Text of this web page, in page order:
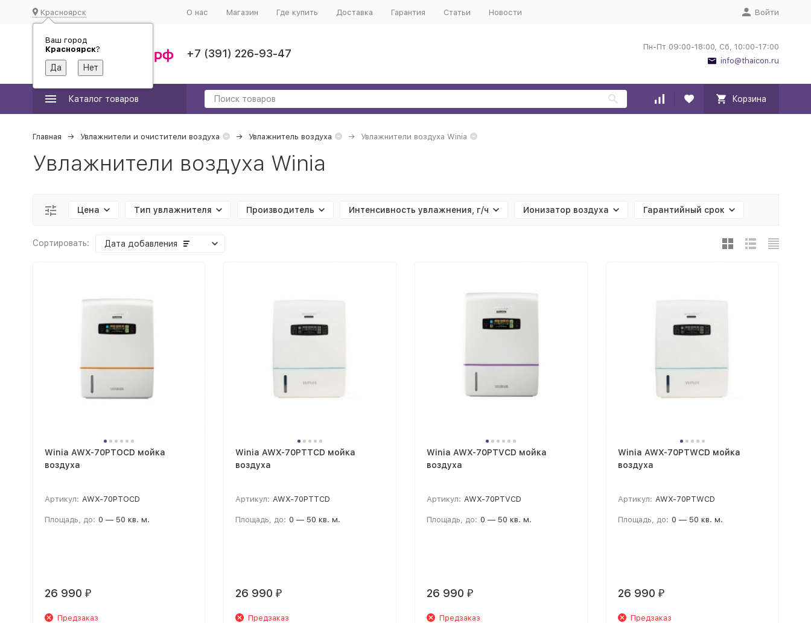
Красноярск
Ваш город
Красноярск?
О нас Магазин Где купить Доставка Гарантия Статьи Новости Войти
+7 (391) 226-93-47
Пн-Пт 09:00-18:00, Сб, 10:00-17:00
info@thaicon.ru
Каталог товаров Корзина
Главная Увлажнители и очистители воздуха Увлажнитель воздуха Увлажнители воздуха Winia
Увлажнители воздуха Winia
Цена Тип увлажнителя Производитель Интенсивность увлажнения, г/ч Ионизатор воздуха Гарантийный срок
Сортировать: Дата добавления
Winia AWX-70PTOCD мойка
воздуха
Артикул: AWX-70PTOCD
Площадь, до: 0 — 50 кв. м.
26 990 ₽
Предзаказ
Winia AWX-70PTTCD мойка
воздуха
Артикул: AWX-70PTTCD
Площадь, до: 0 — 50 кв. м.
26 990 ₽
Предзаказ
Winia AWX-70PTVCD мойка
воздуха
Артикул: AWX-70PTVCD
Площадь, до: 0 — 50 кв. м.
26 990 ₽
Предзаказ
Winia AWX-70PTWCD мойка
воздуха
Артикул: AWX-70PTWCD
Площадь, до: 0 — 50 кв. м.
26 990 ₽
Предзаказ